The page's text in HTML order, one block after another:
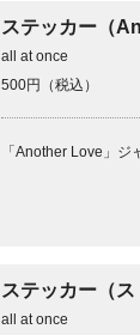
ステッカー（
all at once
500円（税込）
「Another Love」
ステッカー（ス
all at once